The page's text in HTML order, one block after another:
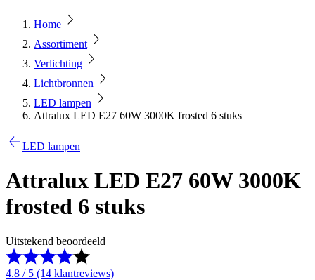
Home
Assortiment
Verlichting
Lichtbronnen
LED lampen
Attralux LED E27 60W 3000K frosted 6 stuks
LED lampen
Attralux LED E27 60W 3000K
frosted 6 stuks
Uitstekend beoordeeld
4.8 / 5 (14 klantreviews)